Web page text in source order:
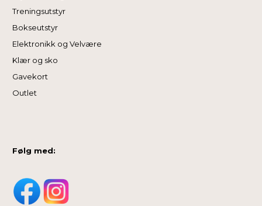
Treningsutstyr
Bokseutstyr
Elektronikk og Velvære
Klær og sko
Gavekort
Outlet
Følg med: